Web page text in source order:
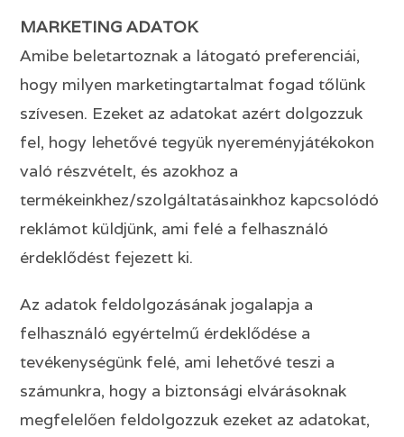
MARKETING ADATOK
Amibe beletartoznak a látogató preferenciái,
hogy milyen marketingtartalmat fogad tőlünk
szívesen. Ezeket az adatokat azért dolgozzuk
fel, hogy lehetővé tegyük nyereményjátékokon
való részvételt, és azokhoz a
termékeinkhez/szolgáltatásainkhoz kapcsolódó
reklámot küldjünk, ami felé a felhasználó
érdeklődést fejezett ki.
Az adatok feldolgozásának jogalapja a
felhasználó egyértelmű érdeklődése a
tevékenységünk felé, ami lehetővé teszi a
számunkra, hogy a biztonsági elvárásoknak
megfelelően feldolgozzuk ezeket az adatokat,